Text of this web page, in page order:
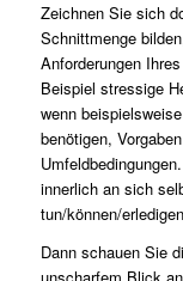
Zeichnen Sie sich
Schnittmenge
Anforderungen
Beispiel stressige
wenn
benötigen,
innerlich an sich
tun/können/
Dann schauen Sie